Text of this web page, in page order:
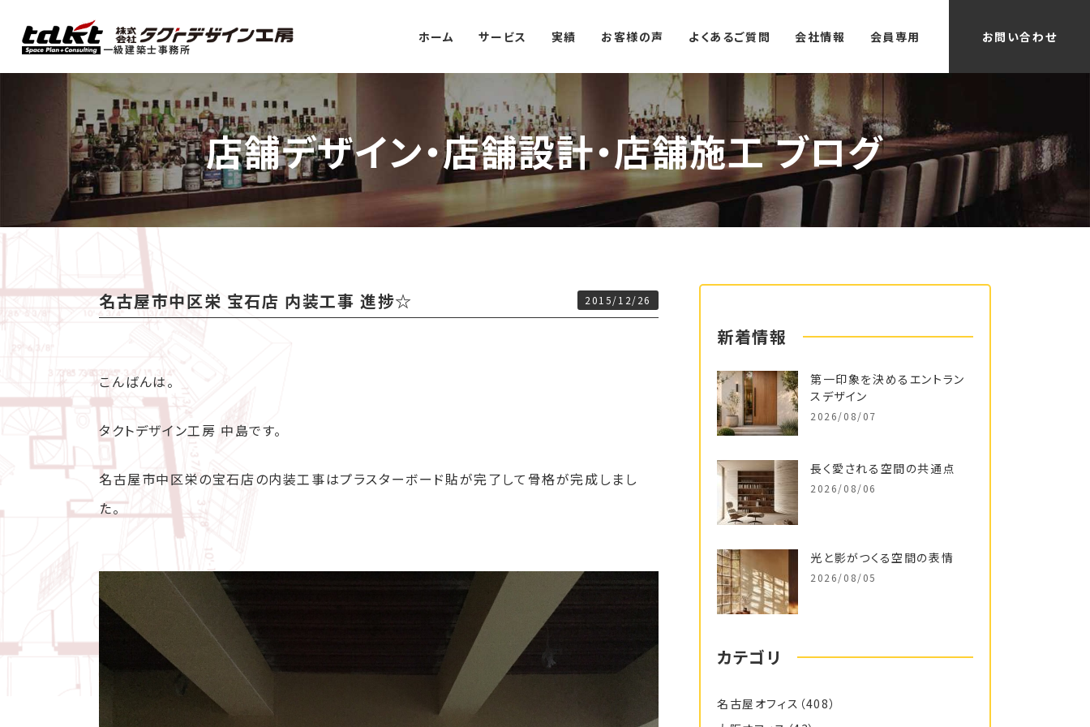
一級建築士事務所
ホーム サービス 実績 お客様の声 よくあるご質問 会社情報 会員専用 お問い合わせ
店舗デザイン・店舗設計・店舗施工 ブログ
名古屋市中区栄 宝石店 内装工事 進捗☆ 2015/12/26
こんばんは。
タクトデザイン工房 中島です。
名古屋市中区栄の宝石店の内装工事はプラスターボード貼が完了して骨格が完成しまし
た。
新着情報
第一印象を決めるエントラン
スデザイン
2026/08/07
長く愛される空間の共通点
2026/08/06
光と影がつくる空間の表情
2026/08/05
カテゴリ
名古屋オフィス （408）